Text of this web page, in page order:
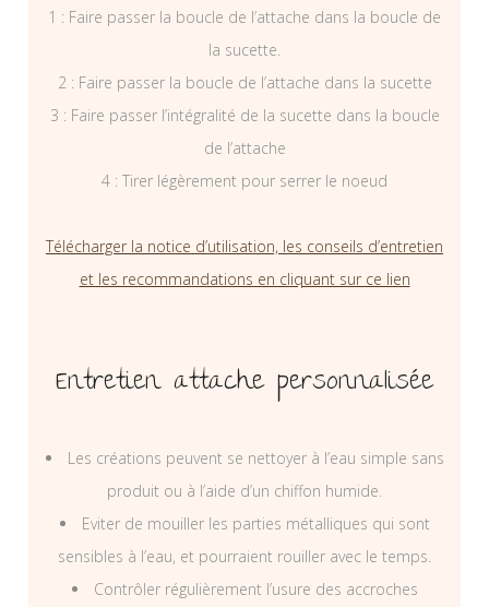
1 : Faire passer la boucle de l’attache dans la boucle de
la sucette.
2 : Faire passer la boucle de l’attache dans la sucette
3 : Faire passer l’intégralité de la sucette dans la boucle
de l’attache
4 : Tirer légèrement pour serrer le noeud
Télécharger la notice d’utilisation, les conseils d’entretien
et les recommandations en cliquant sur ce lien
Entretien attache personnalisée
Les créations peuvent se nettoyer à l’eau simple sans
produit ou à l’aide d’un chiffon humide.
Eviter de mouiller les parties métalliques qui sont
sensibles à l’eau, et pourraient rouiller avec le temps.
Contrôler régulièrement l’usure des accroches